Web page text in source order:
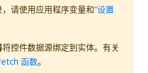
请使用应用程序变量和“设置
将控件数据源绑定到实体。有关
函数。